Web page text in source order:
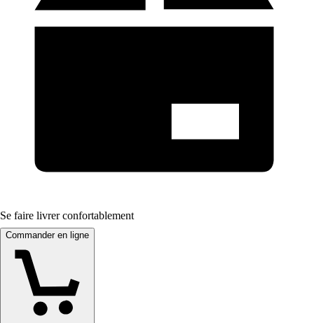
Se faire livrer confortablement
Commander en ligne